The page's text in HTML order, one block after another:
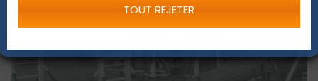
TOUT REJETER